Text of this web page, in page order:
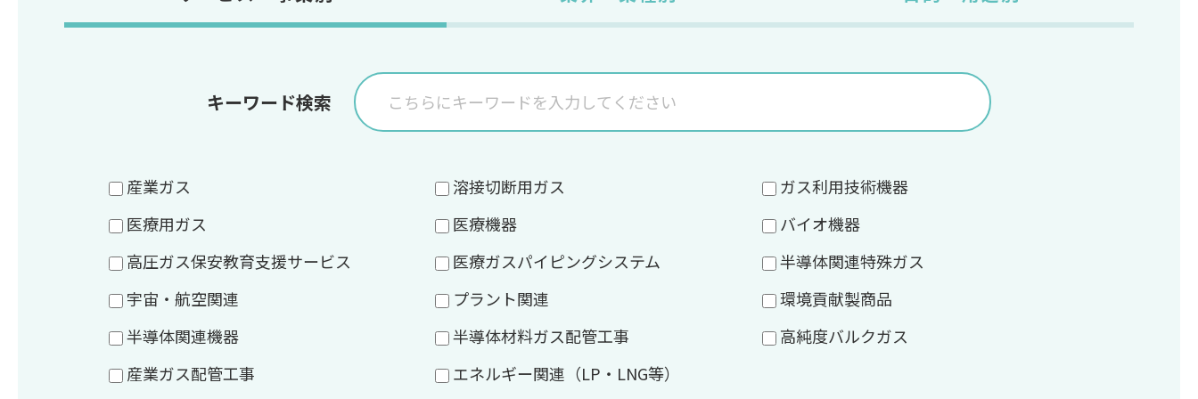
キーワード検索
産業ガス 溶接切断用ガス
ガス利用技術機器
医療用ガス
医療機器
バイオ機器
高圧ガス保安教育支援サービス
医療ガスパイピングシステム
半導体関連特殊ガス
宇宙・航空関連
プラント関連
環境貢献製商品
半導体関連機器
半導体材料ガス配管工事
高純度バルクガス
産業ガス配管工事
エネルギー関連（LP・LNG等）